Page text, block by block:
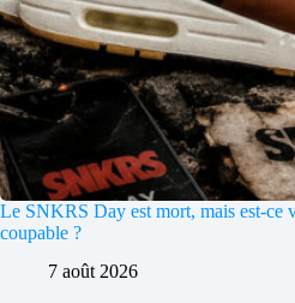
Le SNKRS Day est mort, mais est-ce
coupable ?
7 août 2026